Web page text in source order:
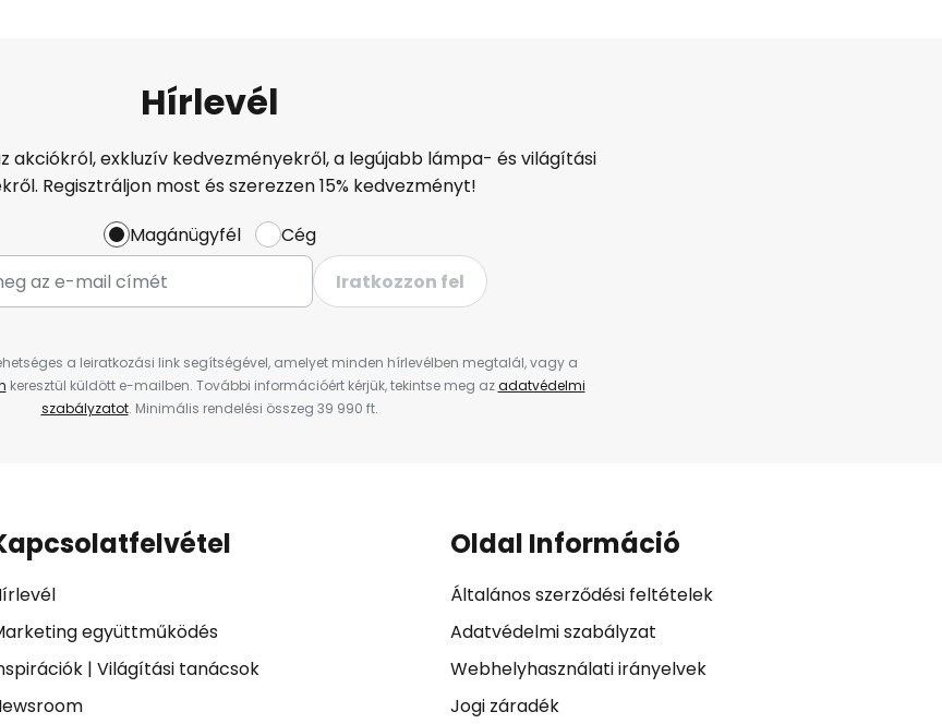
Hírlevél
akciókról, exkluzív kedvezményekről, a legújabb lámpa- és világítási
Regisztráljon most és szerezzen 15% kedvezményt!
Magánügyfél
Cég
Iratkozzon fel
a leiratkozási link segítségével, amelyet minden hírlevélben megtalál, vagy a
keresztül küldött e-mailben. További információért kérjük, tekintse meg azadatvédelmi
szabályzatot. Minimális rendelési összeg 39 990 ft.
együttműködés
| Világítási tanácsok
Oldal Információ
Általános szerződési feltételek
Adatvédelmi szabályzat
Webhelyhasználati irányelvek
Jogi záradék